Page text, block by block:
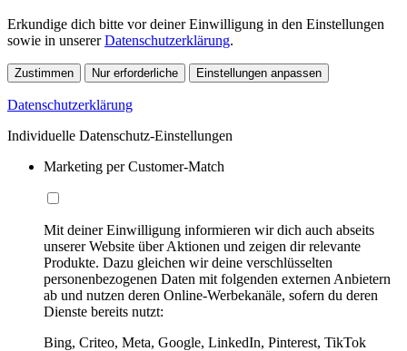
Erkundige dich bitte vor deiner Einwilligung in den Einstellungen
sowie in unsererDatenschutzerklärung.
Zustimmen Nur erforderliche Einstellungen anpassen
Datenschutzerklärung
Individuelle Datenschutz-Einstellungen
Marketing per Customer-Match
Mit deiner Einwilligung informieren wir dich auch abseits
unserer Website über Aktionen und zeigen dir relevante
Produkte. Dazu gleichen wir deine verschlüsselten
personenbezogenen Daten mit folgenden externen Anbietern
ab und nutzen deren Online-Werbekanäle, sofern du deren
Dienste bereits nutzt:
Bing, Criteo, Meta, Google, LinkedIn, Pinterest, TikTok